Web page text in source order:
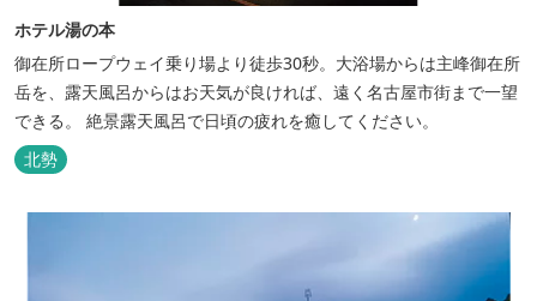
ホテル湯の本
御在所ロープウェイ乗り場より徒歩30秒。大浴場からは主峰御在所
岳を、露天風呂からはお天気が良ければ、遠く名古屋市街まで一望
できる。 絶景露天風呂で日頃の疲れを癒してください。
北勢